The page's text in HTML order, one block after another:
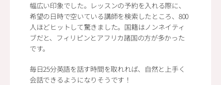
幅広い印象でした。レッスンの予約を入れる際に、
希望の日時で空いている講師を検索したところ、800
人ほどヒットして驚きました。国籍はノンネイティ
ブだと、フィリピンとアフリカ諸国の方が多かった
です。
毎日25分英語を話す時間を取れれば、自然と上手く
会話できるようになりそうです！